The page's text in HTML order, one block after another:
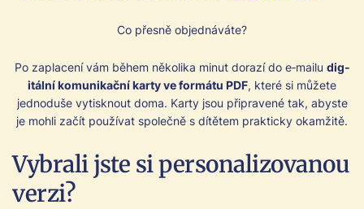
Co přes­ně objed­náváte?
Po zapla­cení vám během něko­li­ka min­ut dorazí do e‑mailu dig­
itál­ní komu­nikační kar­ty ve for­má­tu PDF, které si můžete
jednoduše vytisknout doma. Kar­ty jsou připravené tak, abyste
je mohli začít použí­vat společně s dítětem prak­ticky okamžitě.
Vybrali jste si personalizovanou
verzi?